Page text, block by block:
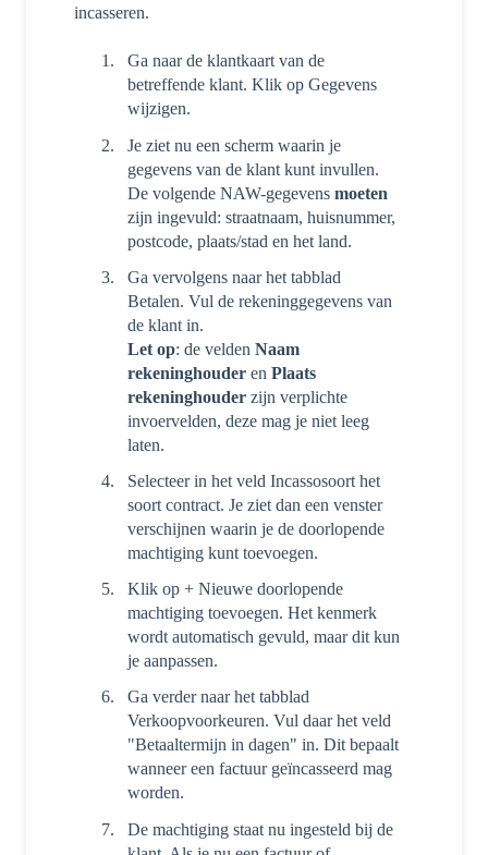
incasseren.
Ga naar de klantkaart van de
betreffende klant. Klik op Gegevens
wijzigen.
Je ziet nu een scherm waarin je
gegevens van de klant kunt invullen.
De volgende NAW-gegevens moeten
zijn ingevuld: straatnaam, huisnummer,
postcode, plaats/stad en het land.
Ga vervolgens naar het tabblad
Betalen. Vul de rekeninggegevens van
de klant in.
Let op: de velden Naam
rekeninghouder en Plaats
rekeninghouder zijn verplichte
invoervelden, deze mag je niet leeg
laten.
Selecteer in het veld Incassosoort het
soort contract. Je ziet dan een venster
verschijnen waarin je de doorlopende
machtiging kunt toevoegen.
Klik op + Nieuwe doorlopende
machtiging toevoegen. Het kenmerk
wordt automatisch gevuld, maar dit kun
je aanpassen.
Ga verder naar het tabblad
Verkoopvoorkeuren. Vul daar het veld
"Betaaltermijn in dagen" in. Dit bepaalt
wanneer een factuur geïncasseerd mag
worden.
De machtiging staat nu ingesteld bij de